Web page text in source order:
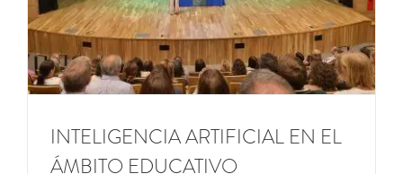
INTELIGENCIA ARTIFICIAL EN EL
ÁMBITO EDUCATIVO